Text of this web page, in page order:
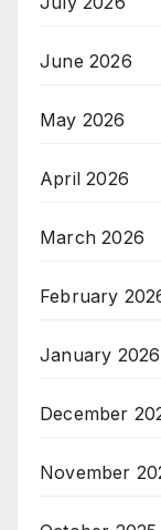
June 2026
May 2026
April 2026
March 2026
February
January 2026
December
November